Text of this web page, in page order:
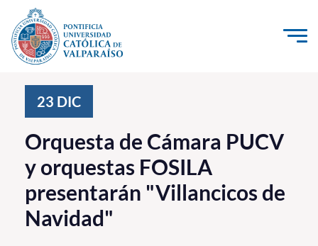
Click acá para ir directamente al contenido
Investigación, Creación e Innovación
PUCV Internacional
Vinculación con el Medio
Admisión
23 DIC
Orquesta de Cámara PUCV
y orquestas FOSILA
presentarán "Villancicos de
Navidad"